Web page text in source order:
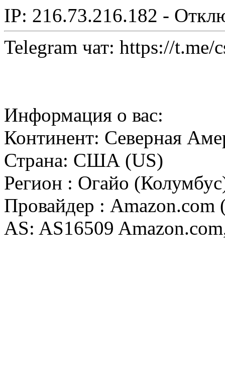
IP: 216.73.216.182 -
Telegram чат: https://t.me/
Информация о вас:
Континент: Северная
Страна: США (US)
Регион : Огайо
Провайдер :
AS: AS16509